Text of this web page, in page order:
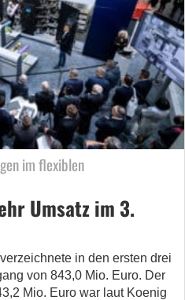
im flexiblen
Umsatz im 3.
in den ersten drei
von 843,0 Mio. Euro. Der
Mio. Euro war laut Koenig